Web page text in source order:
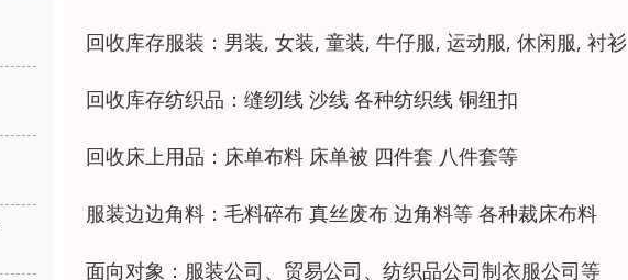
回收库存服装：男装, 女装, 童装, 牛仔服, 运动服, 休闲服, 衬衫
回收库存纺织品：缝纫线 沙线 各种纺织线 铜纽扣
回收床上用品：床单布料 床单被 四件套 八件套等
服装边边角料：毛料碎布 真丝废布 边角料等 各种裁床布料
面向对象：服装公司、贸易公司、纺织品公司制衣服公司等